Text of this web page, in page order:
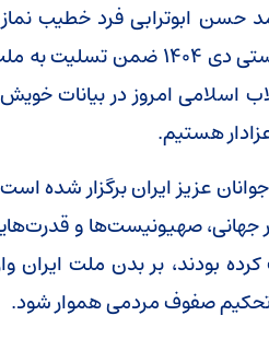
حسن ابوترابی فرد خطیب
اربعین شهدای جنایت آمریکایی ـ
اسلامی امروز در بیانات
هستیم.
عزیز ایران برگزار شده
بودند، بر بدن ملت ایران
تحکیم صفوف مردمی هموار شود.